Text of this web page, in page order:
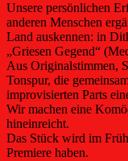
Unsere persönlichen
anderen Menschen
Land auskennen: in
„Griesen Gegend“
Aus Originalstimmen,
Tonspur, die
improvisierten Parts
Wir machen eine
hineinreicht.
Das Stück wird im
Premiere haben.